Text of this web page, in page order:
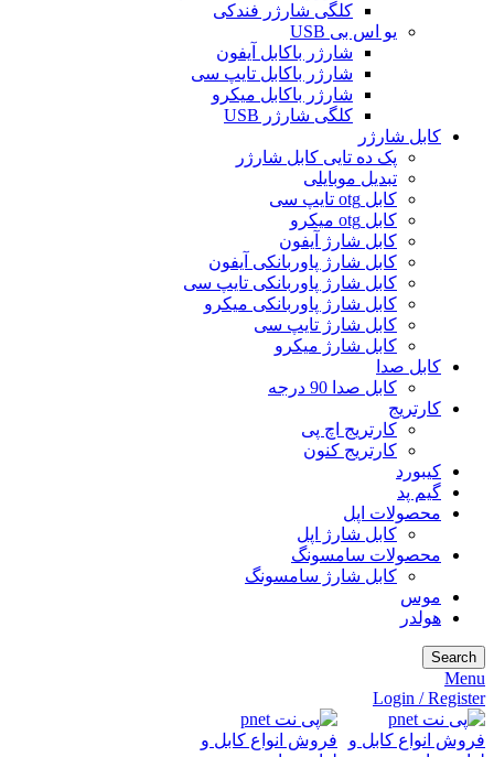
کلگی شارژر فندکی
یو اس بی USB
شارژر باکابل آیفون
شارژر باکابل تایپ سی
شارژر باکابل میکرو
کلگی شارژر USB
کابل شارژر
پک ده تایی کابل شارژر
تبدیل موبایلی
کابل otg تایپ سی
کابل otg میکرو
کابل شارژ آیفون
کابل شارژ پاوربانکی آیفون
کابل شارژ پاوربانکی تایپ سی
کابل شارژ پاوربانکی میکرو
کابل شارژ تایپ سی
کابل شارژ میکرو
کابل صدا
کابل صدا 90 درجه
کارتریج
کارتریج اچ پی
کارتریج کنون
کیبورد
گیم پد
محصولات اپل
کابل شارژ اپل
محصولات سامسونگ
کابل شارژ سامسونگ
موس
هولدر
Search
Menu
Login / Register